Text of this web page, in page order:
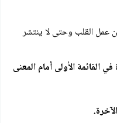
من عمل القلب وحتى لا ينتشر
القائمة الأولى أمام المعنى